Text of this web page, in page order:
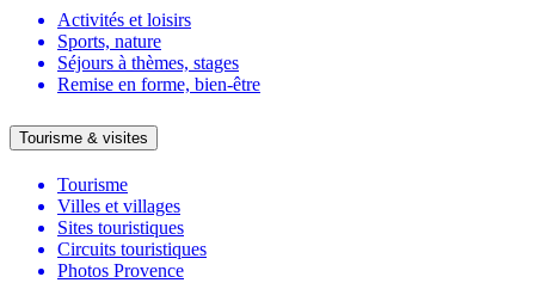
Activités et loisirs
Sports, nature
Séjours à thèmes, stages
Remise en forme, bien-être
Tourisme & visites
Tourisme
Villes et villages
Sites touristiques
Circuits touristiques
Photos Provence